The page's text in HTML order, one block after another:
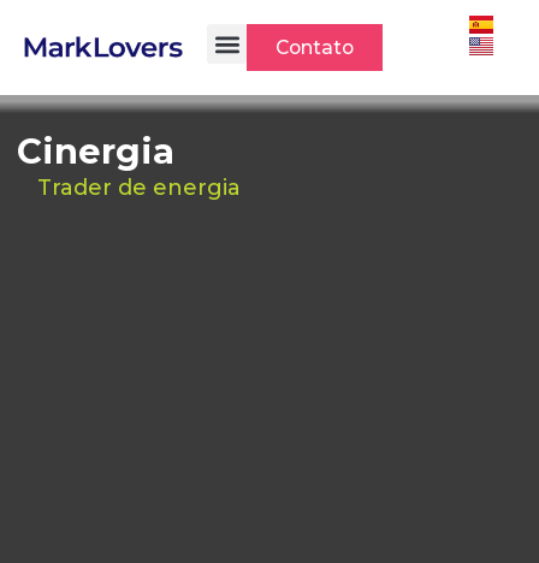
para
conteúdo
Contato
Cinergia
Trader de energia